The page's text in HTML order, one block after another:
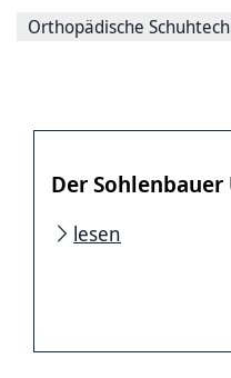
Seite
Orthopädische
Der Sohlenbauer
lesen